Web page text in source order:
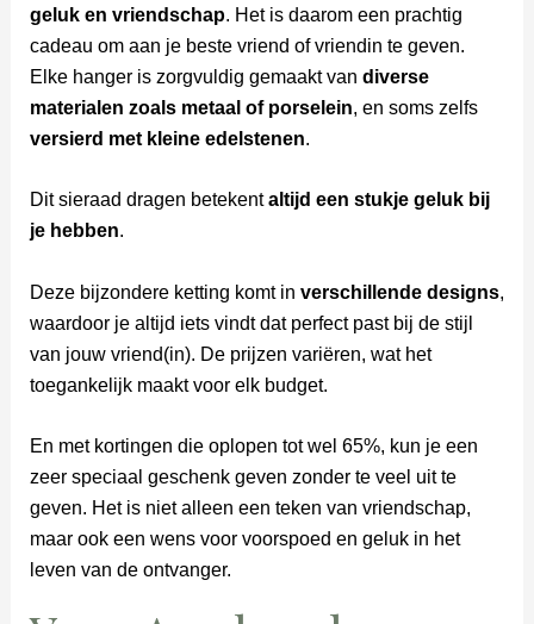
geluk en vriendschap. Het is daarom een prachtig
cadeau om aan je beste vriend of vriendin te geven.
Elke hanger is zorgvuldig gemaakt van diverse
materialen zoals metaal of porselein, en soms zelfs
versierd met kleine edelstenen.
Dit sieraad dragen betekentaltijd een stukje geluk bij
je hebben.
Deze bijzondere ketting komt in verschillende designs,
waardoor je altijd iets vindt dat perfect past bij de stijl
van jouw vriend(in). De prijzen variëren, wat het
toegankelijk maakt voor elk budget.
En met kortingen die oplopen tot wel 65%, kun je een
zeer speciaal geschenk geven zonder te veel uit te
geven. Het is niet alleen een teken van vriendschap,
maar ook een wens voor voorspoed en geluk in het
leven van de ontvanger.